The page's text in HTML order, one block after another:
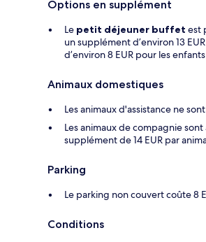
Options en supplément
Le petit déjeuner buffet est
un supplément d’environ 13
d’environ 8 EUR pour les enfants
Animaux domestiques
Les animaux d'assistance ne
Les animaux de compagnie
supplément de 14 EUR par
Parking
Le parking non couvert coûte 8
Conditions